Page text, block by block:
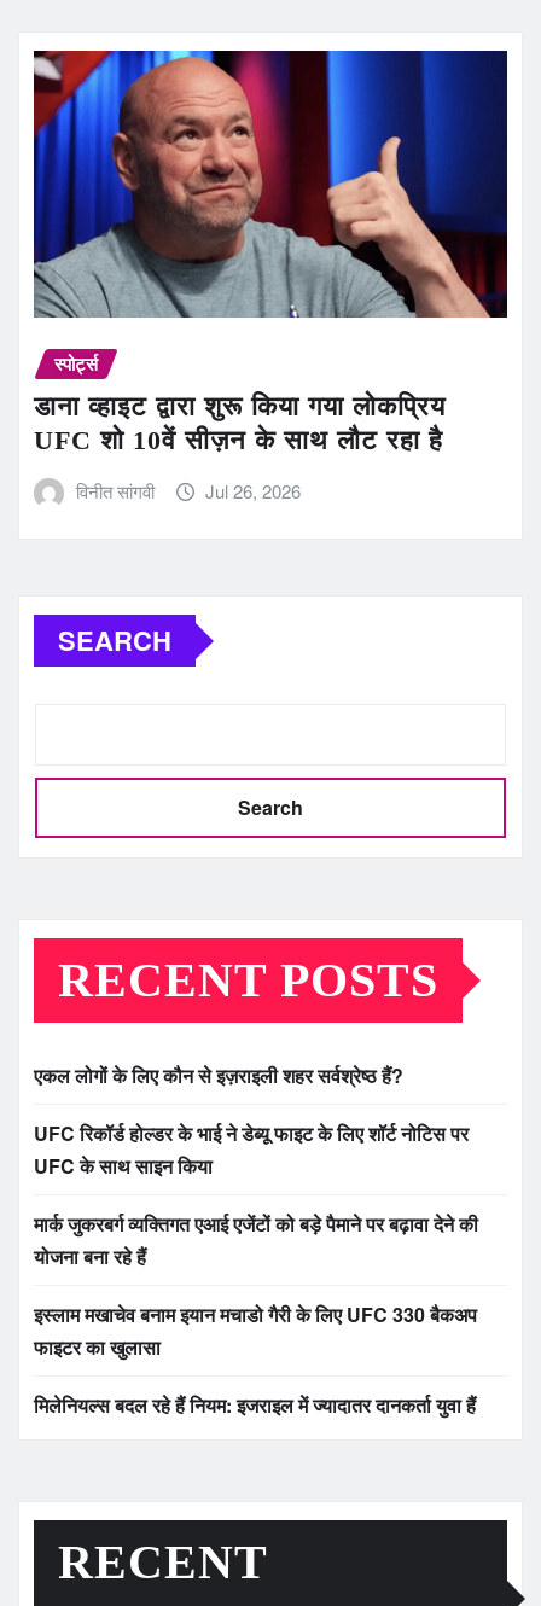
स्पोर्ट्स
डाना व्हाइट द्वारा शुरू किया गया लोकप्रिय
UFC शो 10वें सीज़न के साथ लौट रहा है
विनीत सांगवी Jul 26, 2026
SEARCH
Search
RECENT POSTS
एकल लोगों के लिए कौन से इज़राइली शहर सर्वश्रेष्ठ हैं?
UFC रिकॉर्ड होल्डर के भाई ने डेब्यू फाइट के लिए शॉर्ट नोटिस पर
UFC के साथ साइन किया
मार्क जुकरबर्ग व्यक्तिगत एआई एजेंटों को बड़े पैमाने पर बढ़ावा देने की
योजना बना रहे हैं
इस्लाम मखाचेव बनाम इयान मचाडो गैरी के लिए UFC 330 बैकअप
फाइटर का खुलासा
मिलेनियल्स बदल रहे हैं नियम: इजराइल में ज्यादातर दानकर्ता युवा हैं
RECENT